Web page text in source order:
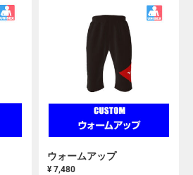
ウォームアップ
¥ 7,480